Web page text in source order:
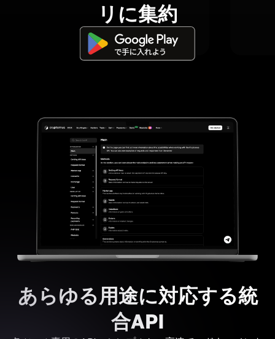
リに集約
あらゆる用途に対応する統
合API